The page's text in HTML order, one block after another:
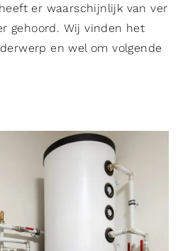
er waarschijnlijk van ver
gehoord. Wij vinden het
en wel om volgende